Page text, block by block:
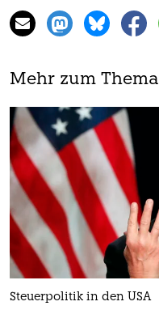
Mehr zum Thema
Steuerpolitik in den USA